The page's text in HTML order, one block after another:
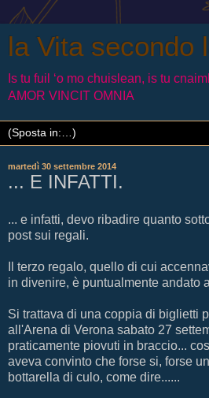
la Vita secondo
Is tu fuil ‘o mo chuislean, is tu
AMOR VINCIT OMNIA
martedì 30 settembre 2014
... E INFATTI.
... e infatti, devo ribadire quanto
post sui regali.
Il terzo regalo, quello di cui
in divenire, è puntualmente andato
Si trattava di una coppia di biglietti
all'Arena di Verona sabato 27
praticamente piovuti in braccio...
aveva convinto che forse si, forse
bottarella di culo, come dire......